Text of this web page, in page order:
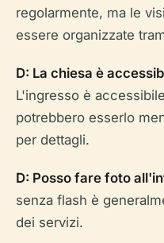
regolarmente, ma le
essere organizzate
D: La chiesa è
L'ingresso è
potrebbero esserlo
per dettagli.
D: Posso fare foto
senza flash è
dei servizi.